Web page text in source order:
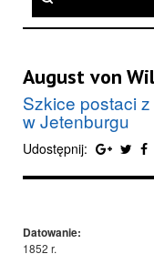
August von
Szkice postaci
w Jetenburgu
Udostępnij:
Datowanie:
1852 r.